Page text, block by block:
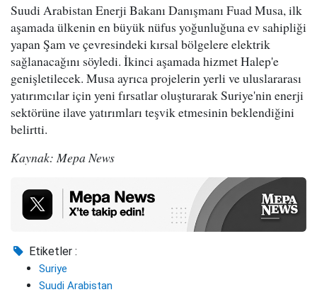
Suudi Arabistan Enerji Bakanı Danışmanı Fuad Musa, ilk
aşamada ülkenin en büyük nüfus yoğunluğuna ev sahipliği
yapan Şam ve çevresindeki kırsal bölgelere elektrik
sağlanacağını söyledi. İkinci aşamada hizmet Halep'e
genişletilecek. Musa ayrıca projelerin yerli ve uluslararası
yatırımcılar için yeni fırsatlar oluşturarak Suriye'nin enerji
sektörüne ilave yatırımları teşvik etmesinin beklendiğini
belirtti.
Kaynak: Mepa News
Etiketler :
Suriye
Suudi Arabistan